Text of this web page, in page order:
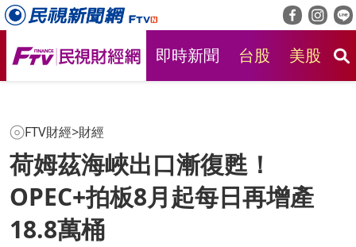
即時新聞 台股 美股
FTV財經>財經
荷姆茲海峽出口漸復甦！
OPEC+拍板8月起每日再增產
18.8萬桶